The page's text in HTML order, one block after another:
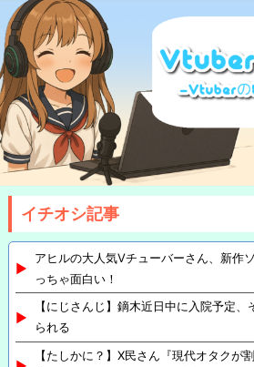
イチオシ記事
アヒルの大人気Vチューバーさん、新作
っちゃ面白い！
【にじさんじ】鏑木近日中に入院予定
られる
【たしかに？】X民さん『現代オタクが